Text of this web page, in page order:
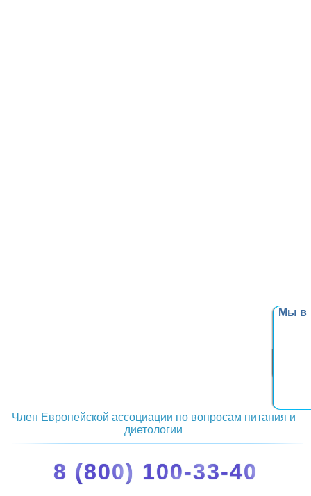
Мы в
Член Европейской ассоциации по вопросам питания и
диетологии
8 (800) 100-33-40